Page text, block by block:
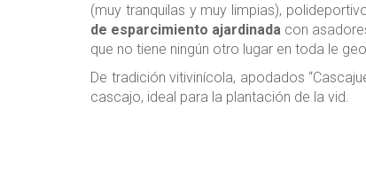
(muy tranquilas y muy limpias),
de esparcimiento ajardinada con
que no tiene ningún otro lugar en toda le
De tradición vitivinícola, apodados
cascajo, ideal para la plantación de la vid.